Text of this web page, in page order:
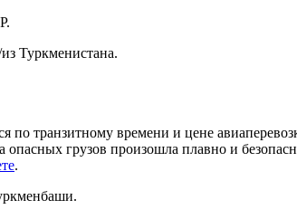
Туркменистана.
по транзитному времени и цене
грузов произошла плавно и
.